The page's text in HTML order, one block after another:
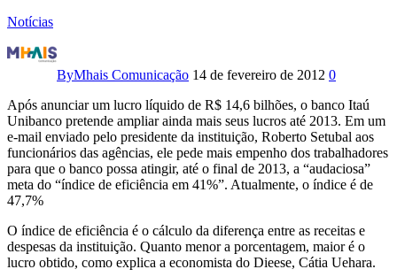
Notícias
Depois
lucro
recorde,
Itaú
pede
mais
ByMhais Comunicação 14 de fevereiro de 2012 0
Após anunciar um lucro líquido de R$ 14,6 bilhões, o banco Itaú
Unibanco pretende ampliar ainda mais seus lucros até 2013. Em um
e-mail enviado pelo presidente da instituição, Roberto Setubal aos
funcionários das agências, ele pede mais empenho dos trabalhadores
para que o banco possa atingir, até o final de 2013, a “audaciosa”
meta do “índice de eficiência em 41%”. Atualmente, o índice é de
47,7%
O índice de eficiência é o cálculo da diferença entre as receitas e
despesas da instituição. Quanto menor a porcentagem, maior é o
lucro obtido, como explica a economista do Dieese, Cátia Uehara.